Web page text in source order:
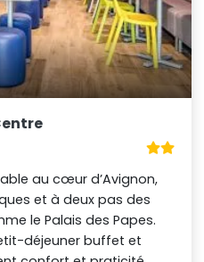
au cœur d’Avignon,
et à deux pas des
le Palais des Papes.
déjeuner buffet et